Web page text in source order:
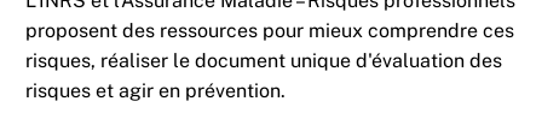
proposent des ressources pour mieux comprendre ces
risques, réaliser le document unique d'évaluation des
risques et agir en prévention.